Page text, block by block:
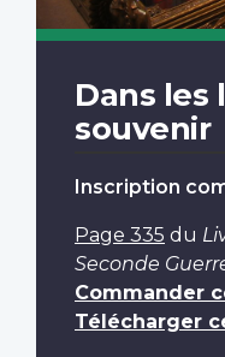
Dans les
souvenir
Inscription
Page 335 du
Seconde
Commander
Télécharger